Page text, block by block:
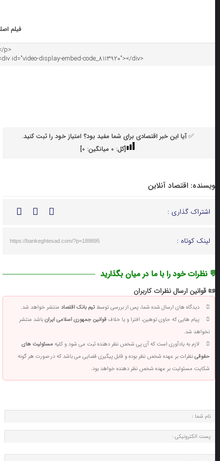
فیلم اصلی
✅ آیا این خبر اقتصادی برای شما مفید بود؟ امتیاز خود را ثبت کنید.
[کل:0 میانگین:0
اقتصاد آنلاین
اشتراک گذاری :
لینک کوتاه : https://bankeghtesad.com/?p=189895
نظرات خود را با ما در میان بگذارید
📜 قوانین ارسال نظرات کاربران
دیدگاه های ارسال شده شما، پس از بررسی توسطتیم بانک اقتصادمنتشر خواهد شد.
پیام هایی که حاوی توهین، افترا و یا خلافقوانین جمهوری اسلامی ایرانباشد منتشر
نخواهد شد.
لازم به یادآوری است که آی پی شخص نظر دهنده ثبت می شود و کلیهمسئولیت های
حقوقینظرات بر عهده شخص نظر بوده و قابل پیگیری قضایی می باشد که در صورت هر گونه
شکایت مسئولیت بر عهده شخص نظر دهنده خواهد بود.